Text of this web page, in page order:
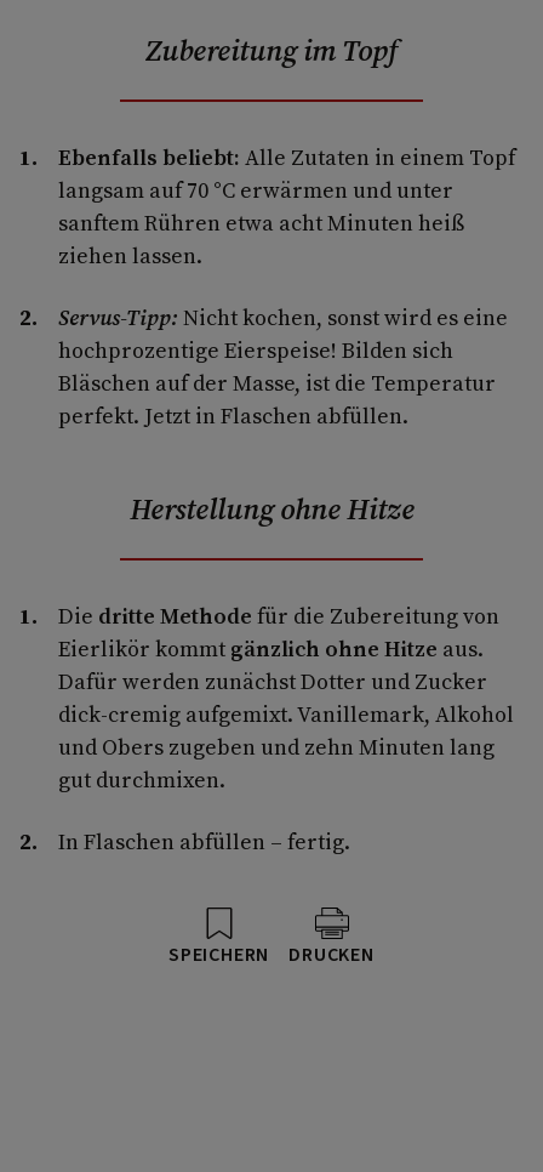
Zubereitung im Topf
Ebenfalls beliebt: Alle Zutaten in einem Topf
langsam auf 70 °C erwärmen und unter
sanftem Rühren etwa acht Minuten heiß
ziehen lassen.
Servus-Tipp: Nicht kochen, sonst wird es eine
hochprozentige Eierspeise! Bilden sich
Bläschen auf der Masse, ist die Temperatur
perfekt. Jetzt in Flaschen abfüllen.
Herstellung ohne Hitze
Die dritte Methode für die Zubereitung von
Eierlikör kommt gänzlich ohne Hitze aus.
Dafür werden zunächst Dotter und Zucker
dick-cremig aufgemixt. Vanillemark, Alkohol
und Obers zugeben und zehn Minuten lang
gut durchmixen.
In Flaschen abfüllen – fertig.
SPEICHERN DRUCKEN